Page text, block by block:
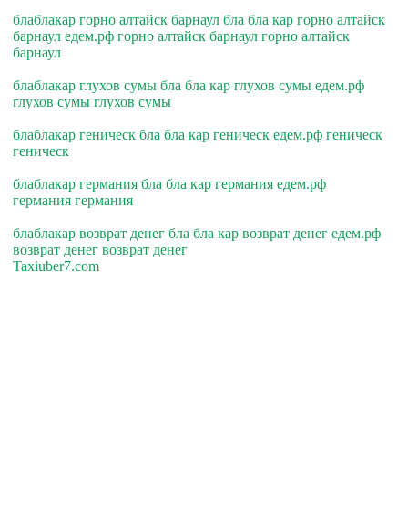
блаблакар горно алтайск барнаул бла бла кар горно алтайск
барнаул едем.рф горно алтайск барнаул горно алтайск
барнаул
блаблакар глухов сумы бла бла кар глухов сумы едем.рф
глухов сумы глухов сумы
блаблакар геническ бла бла кар геническ едем.рф геническ
геническ
блаблакар германия бла бла кар германия едем.рф
германия германия
блаблакар возврат денег бла бла кар возврат денег едем.рф
возврат денег возврат денег
Taxiuber7.com